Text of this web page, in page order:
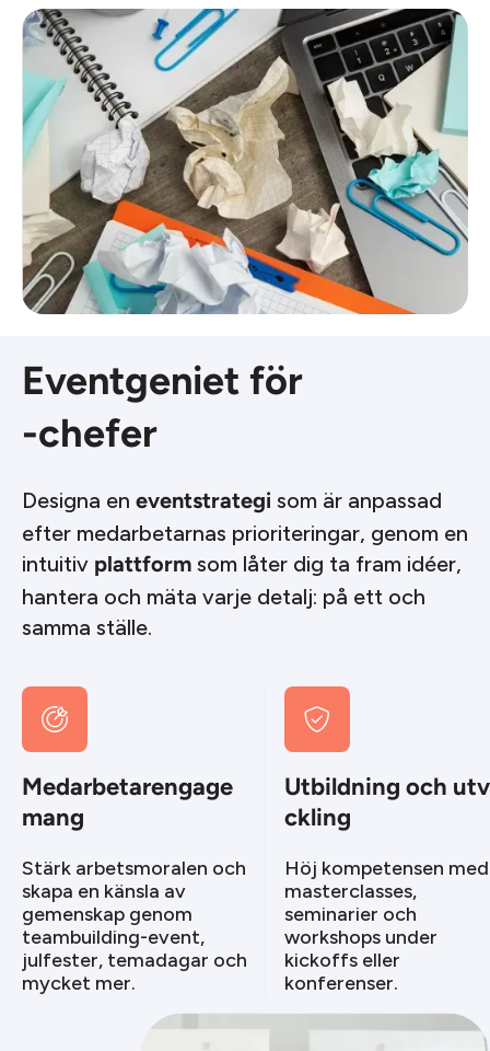
Eventgeniet för
-chefer
Designa en eventstrategi som är anpassad
efter medarbetarnas prioriteringar, genom en
intuitiv plattform som låter dig ta fram idéer,
hantera och mäta varje detalj: på ett och
samma ställe.

Medarbetarengage
mang
Stärk arbetsmoralen och
skapa en känsla av
gemenskap genom
teambuilding-event,
julfester, temadagar och
mycket mer.

Utbildning och
ckling
Höj kompetensen med
masterclasses,
seminarier och
workshops under
kickoffs eller
konferenser.